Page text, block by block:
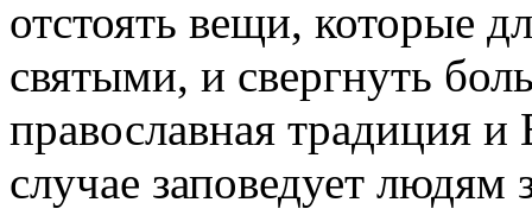
отстоять вещи, которые
святыми, и свергнуть
православная традиция
случае заповедует